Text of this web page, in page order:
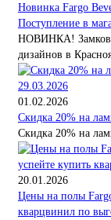
Новинка Fargo
Поступление в
НОВИНКА!
дизайнов в
01.02.2026
Скидка 20% на
Скидка 20% на
20.01.2026
Цены на полы
кварцвинил по